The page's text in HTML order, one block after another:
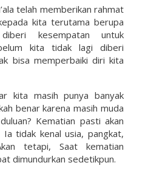
telah memberikan rahmat
kita terutama berupa
kesempatan untuk
kita tidak lagi diberi
bisa memperbaiki diri kita
kita masih punya banyak
benar karena masih muda
Kematian pasti akan
tidak kenal usia, pangkat,
tetapi, Saat kematian
dimundurkan sedetikpun.